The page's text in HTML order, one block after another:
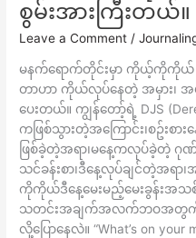
စွမ်းအားကြီးတယ်။
Leave a Comment /
မနက်ရောက်တိုင်းမှာ ကိုယ့်ကိုကိုယ်
တာဟာ ကိုယ်လုပ်နေတဲ့ အမှား၊ အ
ပေးတယ်။ ကျွန်တော့်ရဲ့ DJS
ကဖြစ်သွားတဲ့အကြောင်း၊စဥ်းစ
ဖြစ်ခဲ့တဲ့အရာ၊မနေ့ကလုပ်ခဲ့တဲ့
သင်ခန်းစာ၊ဒီနေ့လုပ်ချင်တဲ့အရ
ကိုကိုယ်ဒီနေ့မေးမည့်မေးခွန်းအသ
သတင်းအချက်အလက်ဘဝအတွ
လို့ပြောနေလဲ။ “What’s on your
တာ
တော်တော်
စွမ်းအား
ကြီး